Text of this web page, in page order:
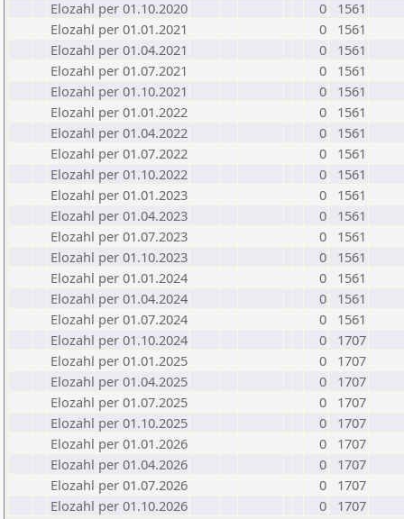
Elozahl per 01.10.2020
0
1561
Elozahl per 01.01.2021
0
1561
Elozahl per 01.04.2021
0
1561
Elozahl per 01.07.2021
0
1561
Elozahl per 01.10.2021
0
1561
Elozahl per 01.01.2022
0
1561
Elozahl per 01.04.2022
0
1561
Elozahl per 01.07.2022
0
1561
Elozahl per 01.10.2022
0
1561
Elozahl per 01.01.2023
0
1561
Elozahl per 01.04.2023
0
1561
Elozahl per 01.07.2023
0
1561
Elozahl per 01.10.2023
0
1561
Elozahl per 01.01.2024
0
1561
Elozahl per 01.04.2024
0
1561
Elozahl per 01.07.2024
0
1561
Elozahl per 01.10.2024
0
1707
Elozahl per 01.01.2025
0
1707
Elozahl per 01.04.2025
0
1707
Elozahl per 01.07.2025
0
1707
Elozahl per 01.10.2025
0
1707
Elozahl per 01.01.2026
0
1707
Elozahl per 01.04.2026
0
1707
Elozahl per 01.07.2026
0
1707
Elozahl per 01.10.2026
0 1707